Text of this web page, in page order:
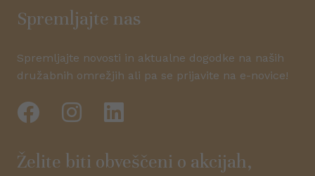
Spremljajte nas
Spremljajte novosti in aktualne dogodke na naših
družabnih omrežjih ali pa se prijavite na e-novice!
Želite biti obveščeni o akcijah,